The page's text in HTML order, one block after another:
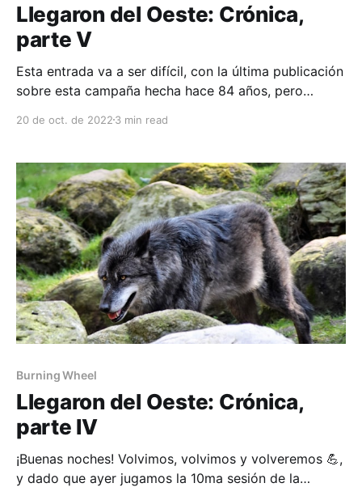
Llegaron del Oeste: Crónica,
parte V
Esta entrada va a ser difícil, con la última publicación
sobre esta campaña hecha hace 84 años, pero
hiato provocado por la vida 😤) y hay que ejercitar
volcán en erupción que marcaba, convenientemente,
el
20 de oct. de 2022 3 min read
Burning Wheel
Llegaron del Oeste: Crónica,
parte IV
¡Buenas noches! Volvimos, volvimos y volveremos 💪,
y dado que ayer jugamos la 10ma sesión de la